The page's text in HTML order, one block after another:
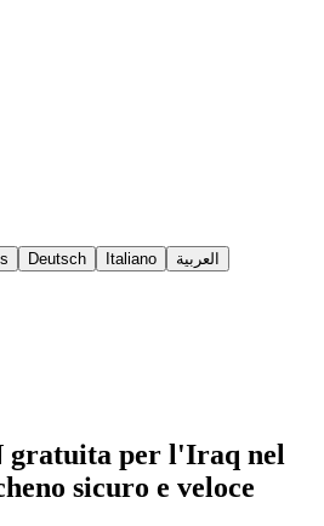
Deutsch Italiano العربية
gratuita per l'Iraq nel
sicuro e veloce